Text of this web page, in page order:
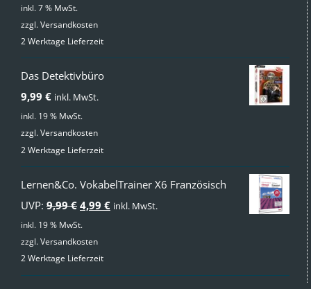
inkl. 7 % MwSt.
zzgl.Versandkosten
2 Werktage Lieferzeit
Das Detektivbüro
9,99 € inkl. MwSt.
inkl. 19 % MwSt.
zzgl.Versandkosten
2 Werktage Lieferzeit
Lernen&Co. VokabelTrainer X6 Französisch
UVP: 9,99€ Ursprünglicher
Preis
war:
4,99 €Aktueller
inkl. MwSt.
inkl. 19 % MwSt.
zzgl.Versandkosten
2 Werktage Lieferzeit